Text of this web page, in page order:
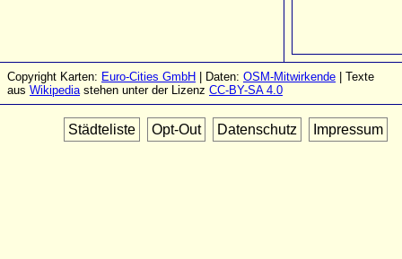
Copyright Karten: Euro-Cities GmbH | Daten: OSM-Mitwirkende | Texte
aus Wikipediastehen unter der Lizenz CC-BY-SA 4.0
Städteliste Opt-Out Datenschutz Impressum